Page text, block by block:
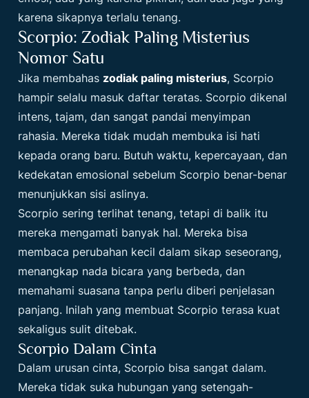
karena sikapnya terlalu tenang.
Scorpio: Zodiak Paling Misterius
Nomor Satu
Jika membahas zodiak paling misterius, Scorpio
hampir selalu masuk daftar teratas. Scorpio dikenal
intens, tajam, dan sangat pandai menyimpan
rahasia. Mereka tidak mudah membuka isi hati
kepada orang baru. Butuh waktu, kepercayaan, dan
kedekatan emosional sebelum Scorpio benar-benar
menunjukkan sisi aslinya.
Scorpio sering terlihat tenang, tetapi di balik itu
mereka mengamati banyak hal. Mereka bisa
membaca perubahan kecil dalam sikap seseorang,
menangkap nada bicara yang berbeda, dan
memahami suasana tanpa perlu diberi penjelasan
panjang. Inilah yang membuat Scorpio terasa kuat
sekaligus sulit ditebak.
Scorpio Dalam Cinta
Dalam urusan cinta, Scorpio bisa sangat dalam.
Mereka tidak suka hubungan yang setengah-